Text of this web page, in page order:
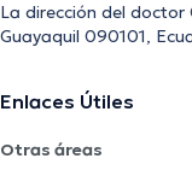
La dirección del doctor
Guayaquil 090101,
Enlaces Útiles
Otras áreas